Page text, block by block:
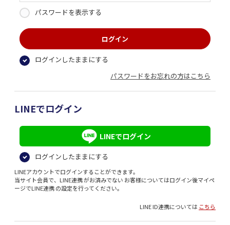
パスワードを表示する
ログインしたままにする
パスワードをお忘れの方はこちら
LINEでログイン
LINEでログイン
ログインしたままにする
LINEアカウントでログインすることができます。
当サイト会員で、LINE連携 がお済みでない お客様についてはログイン後マイペ
ージでLINE連携 の設定を行ってください。
LINE ID連携については こちら